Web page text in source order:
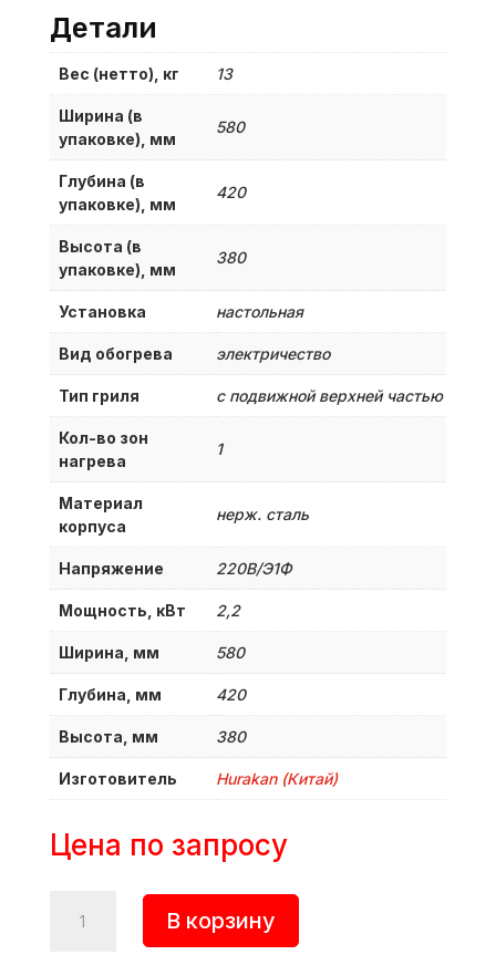
Детали
Вес (нетто), кг 13
Ширина (в
упаковке), мм
580
Глубина (в
упаковке), мм
420
Высота (в
упаковке), мм
380
Установка настольная
Вид обогрева электричество
Тип гриля с подвижной верхней частью
Кол-во зон
нагрева
1
Материал
корпуса
нерж. сталь
Напряжение 220В/Э1Ф
Мощность, кВт 2,2
Ширина, мм 580
Глубина, мм 420
Высота, мм 380
Изготовитель Hurakan (Китай)
Цена по запросу
товара
В корзину